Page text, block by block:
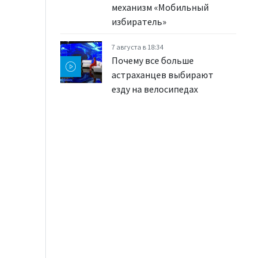
механизм «Мобильный
избиратель»
7 августа в 18:34
Почему все больше
астраханцев выбирают
езду на велосипедах